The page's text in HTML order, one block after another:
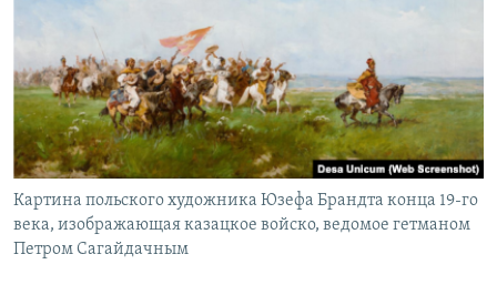
Картина польского художника Юзефа Брандта конца 19-го
века, изображающая казацкое войско, ведомое гетманом
Петром Сагайдачным